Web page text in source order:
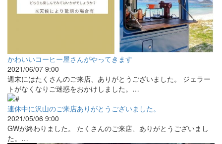
かわいいコーヒー屋さんがやってきます
2021/06/07 9:00
週末にはたくさんのご来店、ありがとうございました。 ジェラー
トがなくなりご迷惑をおかけしました。…
連休中に沢山のご来店ありがとうございました。
2021/05/06 9:00
GWが終わりました。 たくさんのご来店、ありがとうございまし
た。…